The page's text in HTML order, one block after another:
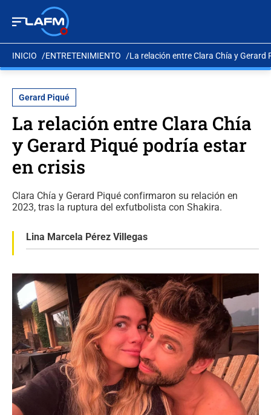
INICIO ENTRETENIMIENTO La relación entre Clara Chía y Gerard
Gerard Piqué
La relación entre Clara Chía
y Gerard Piqué podría estar
en crisis
Clara Chía y Gerard Piqué confirmaron su relación en
2023, tras la ruptura del exfutbolista con Shakira.
Lina Marcela Pérez Villegas